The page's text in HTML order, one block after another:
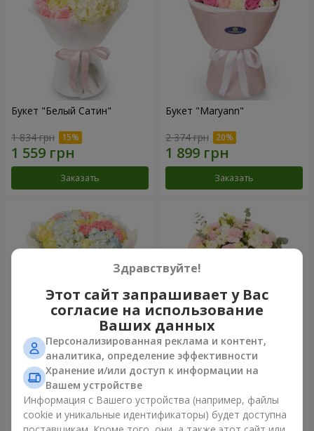
Букет "Белый Сатин"
1 834 грн
Заказать
Букет "Maryann"
2 374 грн
Заказать
Букет "Небесная лазурь"
4 768 грн
Заказать
Букет "Secret"
Заказать
Здравствуйте!
Этот сайт запрашивает у Вас
согласие на использование
Ваших данных
Персонализированная реклама и контент,
аналитика, определение эффективности
Хранение и/или доступ к информации на
Вашем устройстве
Информация с Вашего устройства (например, файлы
cookie и уникальные идентификаторы) будет доступна